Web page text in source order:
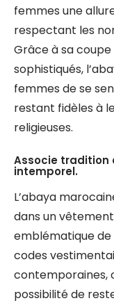
femmes une
respectant les
Grâce à sa
sophistiqués,
femmes de se
restant fidèles à
religieuses.
Associe tradition
intemporel.
L’abaya
dans un
emblématique
codes
contemporaines,
possibilité de